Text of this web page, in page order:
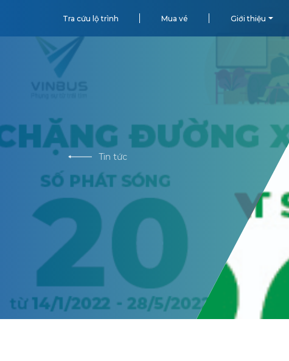
Tra cứu lộ trình Mua vé Giới thiệu
Tin tức